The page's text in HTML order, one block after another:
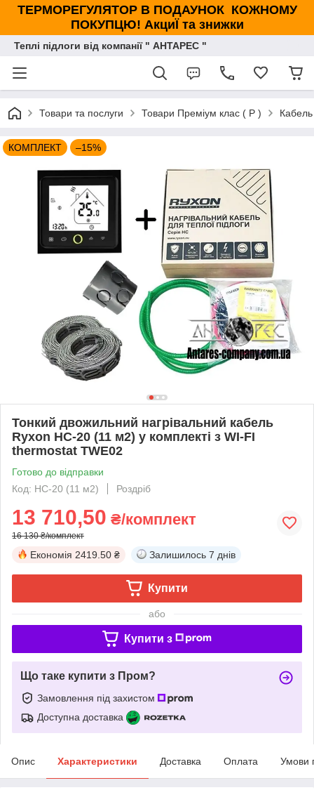
ТЕРМОРЕГУЛЯТОР В ПОДАУНОК КОЖНОМУ
ПОКУПЦЮ! АкциЇ та знижки
Теплі підлоги від компанії " АНТАРЕС "
Товари та послуги Товари Преміум клас ( Р )
КОМПЛЕКТ –15%
Тонкий двожильний нагрівальний кабель
Ryxon HC-20 (11 м2) у комплекті з WI-FI
thermostat TWE02
Готово до відправки
Код: HC-20 (11 м2)
Роздріб
13 710,50 ₴/комплект
16 130 ₴/комплект
Економія 2419.50 ₴ Залишилось 7 днів
Купити
або
Купити з
Що таке купити з Пром?
Замовлення під захистом
Доступна доставка
Опис Характеристики Доставка Оплата Умови